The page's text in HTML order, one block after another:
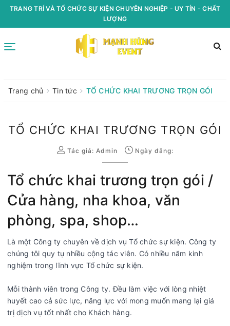
TRANG TRÍ VÀ TỔ CHỨC SỰ KIỆN CHUYÊN NGHIỆP - UY TÍN - CHẤT
LƯỢNG
Trang chủ Tin tức TỔ CHỨC KHAI TRƯƠNG TRỌN GÓI
TỔ CHỨC KHAI TRƯƠNG TRỌN GÓI
Tác giả: Admin Ngày đăng:
Tổ chức khai trương trọn gói /
Cửa hàng, nha khoa, văn
phòng, spa, shop…
Là một Công ty chuyên về dịch vụ Tổ chức sự kiện. Công ty
chúng tôi quy tụ nhiều cộng tác viên. Có nhiều năm kinh
nghiệm trong lĩnh vực Tổ chức sự kiện.
Mỗi thành viên trong Công ty. Đều làm việc với lòng nhiệt
huyết cao cả sức lực, năng lực với mong muốn mang lại giá
trị dịch vụ tốt nhất cho Khách hàng.